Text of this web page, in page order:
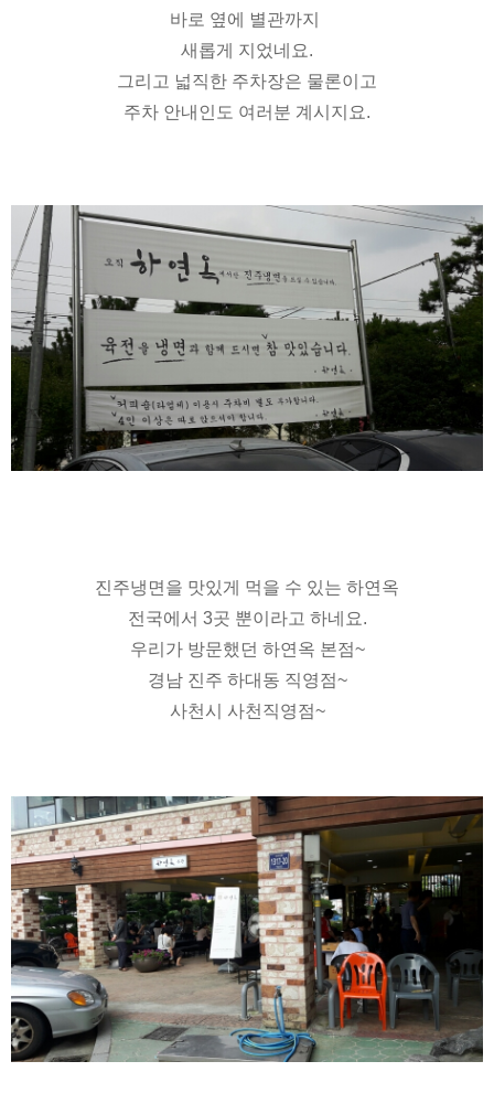
바로 옆에 별관까지
새롭게 지었네요.
그리고 넓직한 주차장은 물론이고
주차 안내인도 여러분 계시지요.
진주냉면을 맛있게 먹을 수 있는 하연옥
전국에서 3곳 뿐이라고 하네요.
우리가 방문했던 하연옥 본점~
경남 진주 하대동 직영점~
사천시 사천직영점~